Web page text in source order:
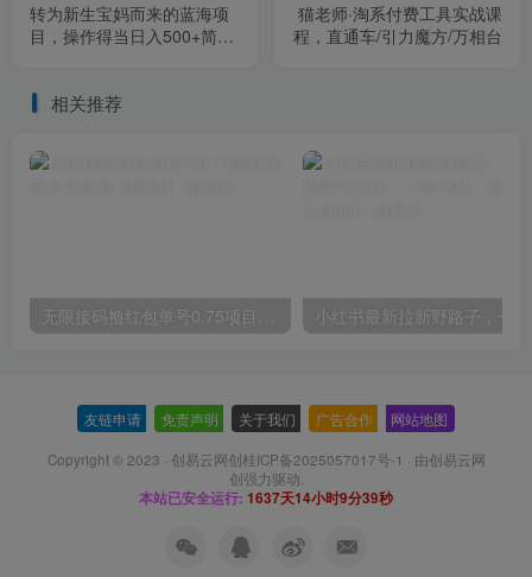
转为新生宝妈而来的蓝海项
目，操作得当日入500+简单
猫老师·淘系付费工具实战课
程，直通车/引力魔方/万相台
相关推荐
无限接码撸红包单号0.75项目无偿分享给你【揭秘】
友链申请 免责声明 关于我们 广告合作 网站地图
Copyright © 2023 · 创易云网创桂ICP备2025057017号-1 · 由创易云网
创强力驱动.
本站已安全运行: 1637天14小时9分40秒